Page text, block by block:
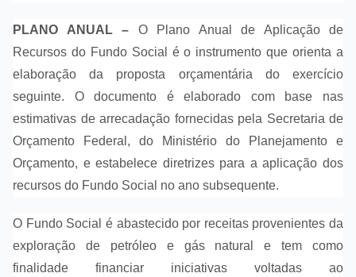
PLANO ANUAL – O Plano Anual de Aplicação de
Recursos do Fundo Social é o instrumento que orienta a
elaboração da proposta orçamentária do exercício
seguinte. O documento é elaborado com base nas
estimativas de arrecadação fornecidas pela Secretaria de
Orçamento Federal, do Ministério do Planejamento e
Orçamento, e estabelece diretrizes para a aplicação dos
recursos do Fundo Social no ano subsequente.
O Fundo Social é abastecido por receitas provenientes da
exploração de petróleo e gás natural e tem como
finalidade financiar iniciativas voltadas ao